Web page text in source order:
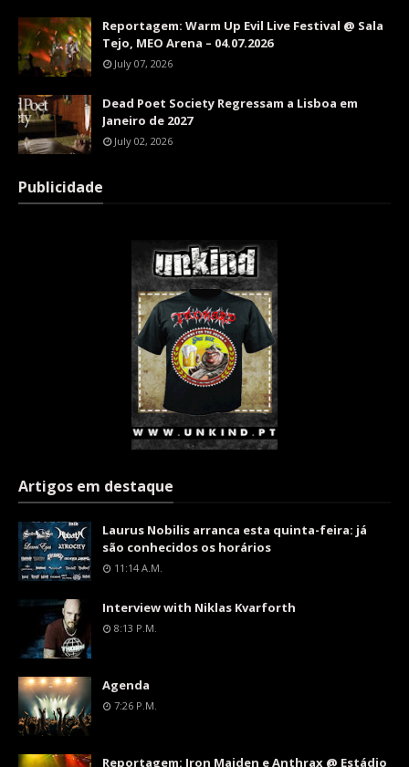
Reportagem: Warm Up Evil Live Festival @ Sala
Tejo, MEO Arena – 04.07.2026
July 07, 2026
Dead Poet Society Regressam a Lisboa em
Janeiro de 2027
July 02, 2026
Publicidade
Artigos em destaque
Laurus Nobilis arranca esta quinta-feira: já
são conhecidos os horários
11:14 A.m.
Interview with Niklas Kvarforth
8:13 P.m.
Agenda
7:26 P.m.
Reportagem: Iron Maiden e Anthrax @ Estádio